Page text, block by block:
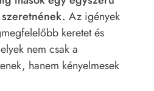
Az igények
keretet és
nem csak a
hanem kényelmesek